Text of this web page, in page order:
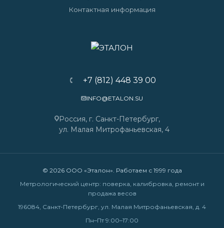
Контактная информация
+7 (812) 448 39 00
INFO@ETALON.SU
Россия, г. Санкт-Петербург,
ул. Малая Митрофаньевская, 4
© 2026 ООО «Эталон». Работаем с 1999 года
Метрологический центр: поверка, калибровка, ремонт и
продажа весов
196084, Санкт-Петербург, ул. Малая Митрофаньевская, д. 4
Пн–Пт 9:00–17:00